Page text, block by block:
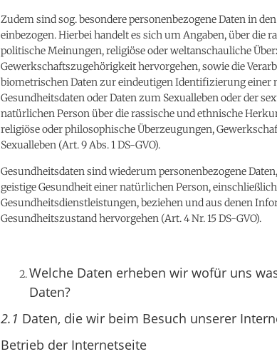
Zudem sind sog. besondere personenbezogene Daten in
einbezogen. Hierbei handelt es sich um Angaben, über die
politische Meinungen, religiöse oder weltanschauliche
Gewerkschaftszugehörigkeit hervorgehen, sowie die
biometrischen Daten zur eindeutigen Identifizierung einer
Gesundheitsdaten oder Daten zum Sexualleben oder der
natürlichen Person über die rassische und ethnische
religiöse oder philosophische Überzeugungen,
Sexualleben (Art. 9 Abs. 1 DS-GVO).
Gesundheitsdaten sind wiederum personenbezogene
geistige Gesundheit einer natürlichen Person,
Gesundheitsdienstleistungen, beziehen und aus denen
Gesundheitszustand hervorgehen (Art. 4 Nr. 15 DS-GVO).
Welche Daten erheben wir wofür uns
Daten?
2.1 Daten, die wir beim Besuch unserer
Betrieb der Internetseite